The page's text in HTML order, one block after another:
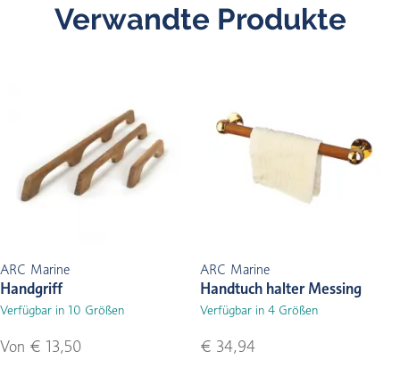
Verwandte Produkte
ARC Marine
Handgriff
Verfügbar in 10 Größen
Von € 13,50
ARC Marine
Handtuch halter Messing
Verfügbar in 4 Größen
€ 34,94